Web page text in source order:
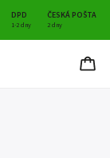
DPD ČESKÁ POŠTA
1-2 dny 2 dny